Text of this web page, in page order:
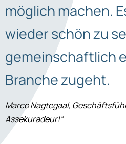
möglich machen.
wieder schön zu
gemeinschaftlich
Branche zugeht.
Marco Nagtegaal,
Assekuradeur!“